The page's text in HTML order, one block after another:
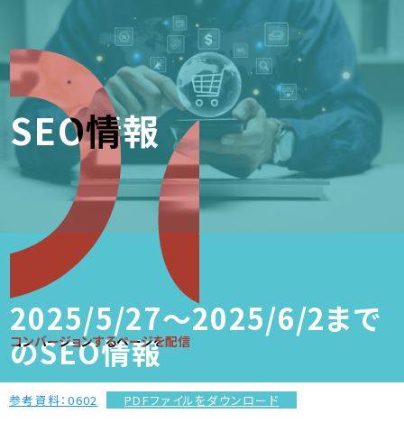
コンバージョンするページを配信
SEO情報
2025/5/27～2025/6/2まで
のSEO情報
参考資料：0602 ダウンロード